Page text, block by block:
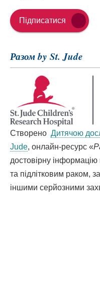
Підписатися
Разом by St. Jude
Створено Дитячою
Jude, онлайн-ресурс «
достовірну інформацію
та підлітковим раком,
іншими серйозними